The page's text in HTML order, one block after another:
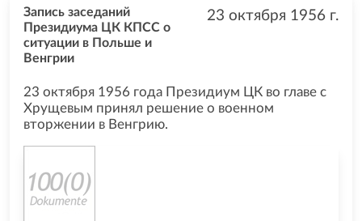
23 октября 1956 г.
Запись заседаний
Президиума ЦК КПСС о
ситуации в Польше и
Венгрии
23 октября 1956 года Президиум ЦК во главе с
Хрущевым принял решение о военном
вторжении в Венгрию.